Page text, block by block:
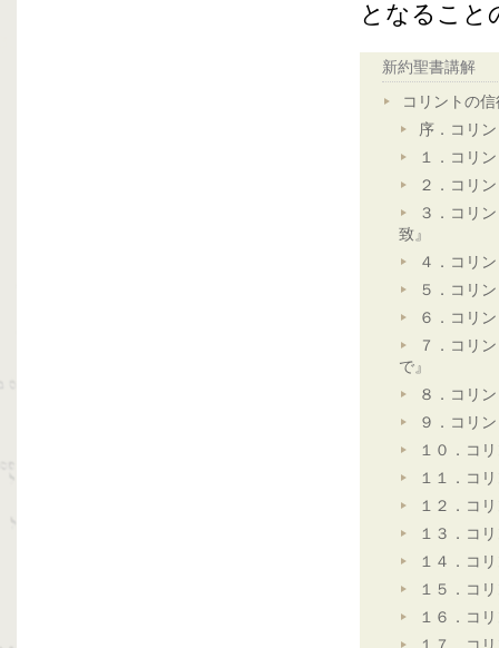
となること
新約聖書講解
コリントの
序．コリ
１．コリ
２．コリ
３．コリ
致』
４．コリ
５．コリ
６．コリ
７．コリ
で』
８．コリ
９．コリ
１０．コ
１１．コ
１２．コ
１３．コ
１４．コ
１５．コ
１６．コ